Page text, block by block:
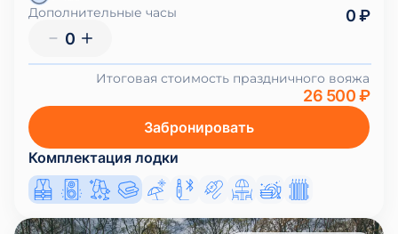
Дополнительные часы
0
0 ₽
Итоговая стоимость праздничного вояжа
26 500 ₽
Забронировать
Комплектация лодки